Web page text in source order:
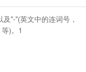
"-"(英文中的连词号，
)。1